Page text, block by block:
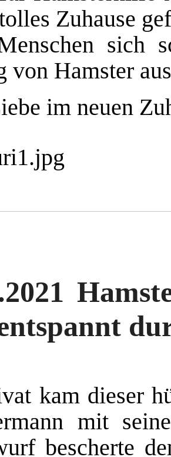
Zuhause
sich
von Hamster
im neuen
kam dieser
mit
bescherte